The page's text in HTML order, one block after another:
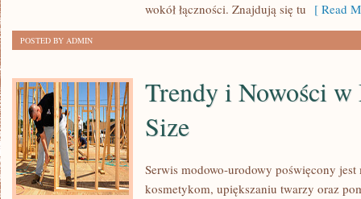
wokół łączności. Znajdują się tu [ Read
POSTED BY ADMIN
Trendy i Nowości w
Size
Serwis modowo-urodowy poświęcony
kosmetykom, upiększaniu twarzy oraz